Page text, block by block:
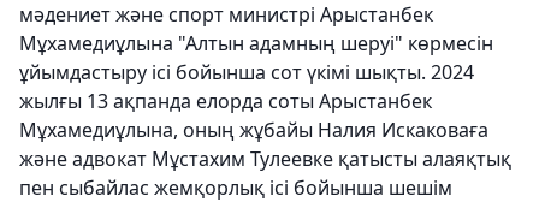
мәдениет және спорт министрі Арыстанбек
Мұхамедиұлына "Алтын адамның шеруі" көрмесін
ұйымдастыру ісі бойынша сот үкімі шықты. 2024
жылғы 13 ақпанда елорда соты Арыстанбек
Мұхамедиұлына, оның жұбайы Налия Искаковаға
және адвокат Мұстахим Тулеевке қатысты алаяқтық
пен сыбайлас жемқорлық ісі бойынша шешім